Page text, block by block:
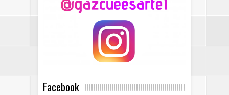
Facebook